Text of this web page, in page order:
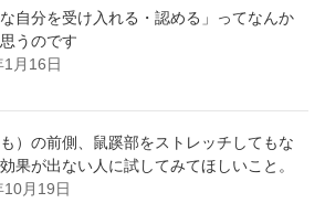
な自分を受け入れる・認める」ってなんか
うのです
月16日
）の前側、鼠蹊部をストレッチしてもな
果が出ない人に試してみてほしいこと。
月19日